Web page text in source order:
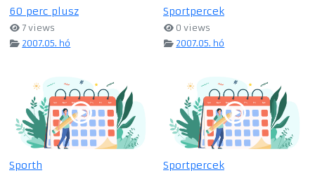
60 perc plusz
7 views
2007.05. hó
Sportpercek
0 views
2007.05. hó
Sporth Sportpercek